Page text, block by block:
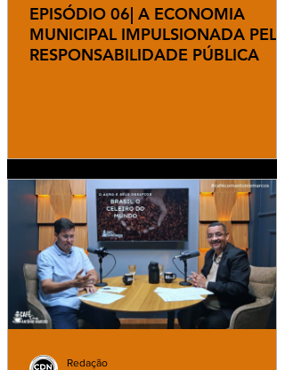
EPISÓDIO 06| A ECONOMIA
MUNICIPAL IMPULSIONADA PELA
RESPONSABILIDADE PÚBLICA
Redação